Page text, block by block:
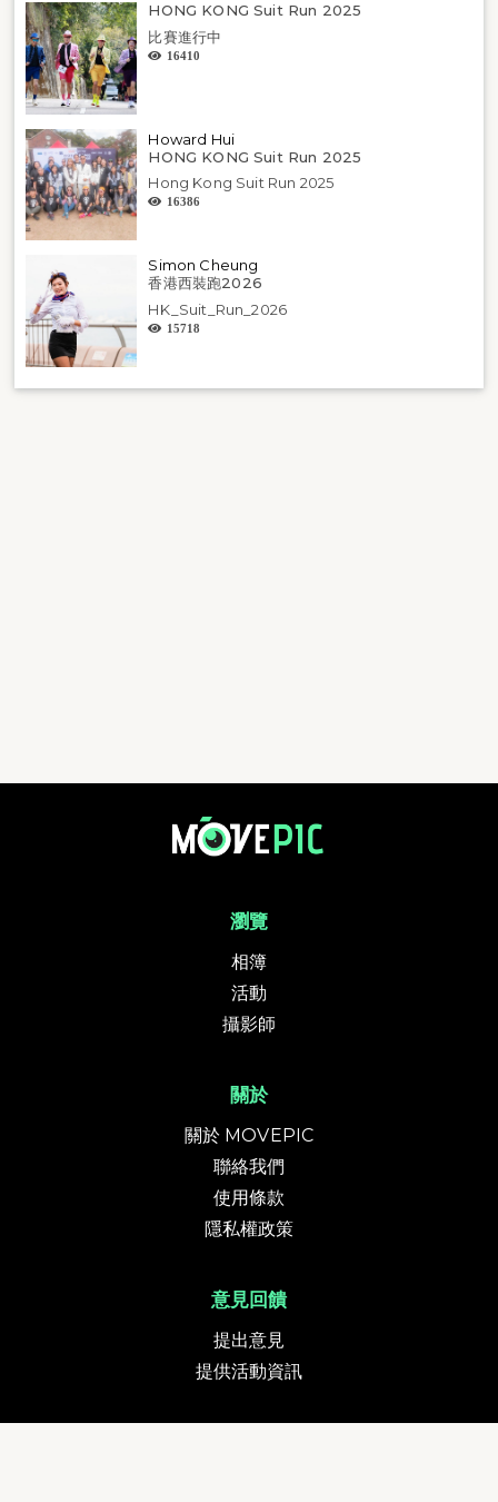
HONG KONG Suit Run 2025
比賽進行中
16410
Howard Hui
HONG KONG Suit Run 2025
Hong Kong Suit Run 2025
16386
Simon Cheung
香港西裝跑2026
HK_Suit_Run_2026
15718
瀏覽
相簿
活動
攝影師
關於
關於 MOVEPIC
聯絡我們
使用條款
隱私權政策
意見回饋
提出意見
提供活動資訊